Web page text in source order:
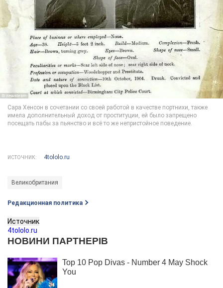
ИСТОЧНИК: 4tololo.ru
Великобритания
Редакционная политика
Источник
4tololo.ru